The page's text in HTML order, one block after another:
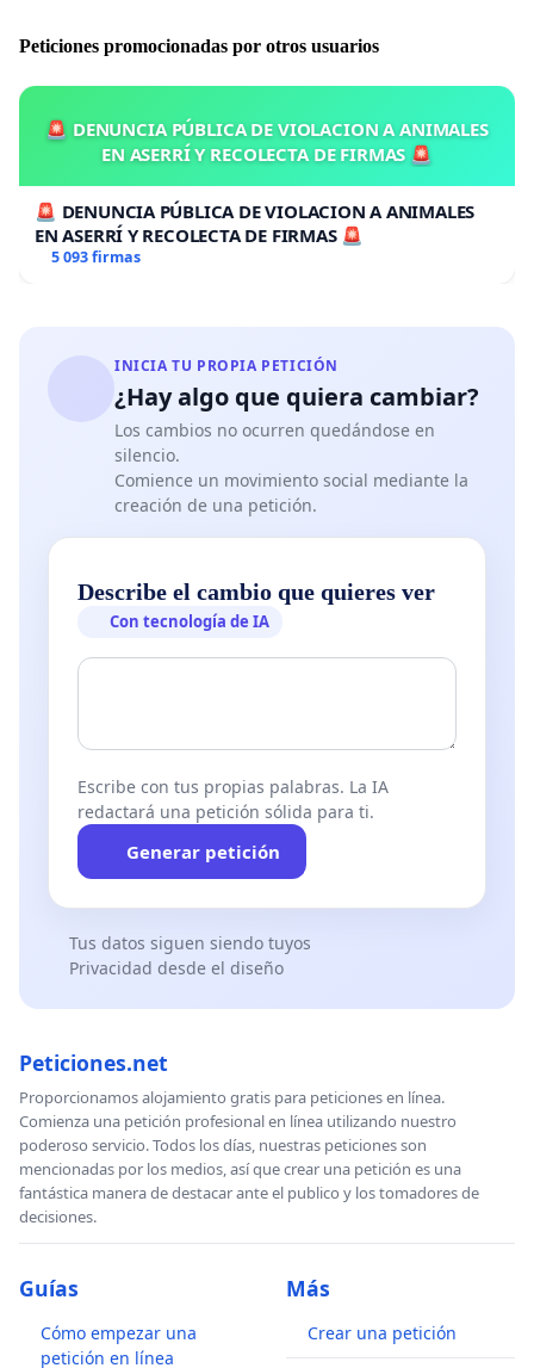
Peticiones promocionadas por otros usuarios
🚨 DENUNCIA PÚBLICA DE VIOLACION A ANIMALES
EN ASERRÍ Y RECOLECTA DE FIRMAS 🚨
🚨 DENUNCIA PÚBLICA DE VIOLACION A ANIMALES
EN ASERRÍ Y RECOLECTA DE FIRMAS 🚨
5 093 firmas
INICIA TU PROPIA PETICIÓN
¿Hay algo que quiera cambiar?
Los cambios no ocurren quedándose en
silencio.
Comience un movimiento social mediante la
creación de una petición.
Describe el cambio que quieres ver
Con tecnología de IA
Escribe con tus propias palabras. La IA
redactará una petición sólida para ti.
Generar petición
Tus datos siguen siendo tuyos
Privacidad desde el diseño
Peticiones.net
Proporcionamos alojamiento gratis para peticiones en línea.
Comienza una petición profesional en línea utilizando nuestro
poderoso servicio. Todos los días, nuestras peticiones son
mencionadas por los medios, así que crear una petición es una
fantástica manera de destacar ante el publico y los tomadores de
decisiones.
Guías
Cómo empezar una
petición en línea
Más
Crear una petición